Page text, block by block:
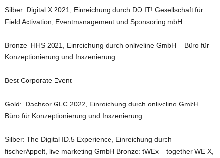
Silber: Digital X 2021, Einreichung durch DO IT! Gesellschaft für
Field Activation, Eventmanagement und Sponsoring mbH
Bronze: HHS 2021, Einreichung durch onliveline GmbH – Büro für
Konzeptionierung und Inszenierung
Best Corporate Event
Gold: Dachser GLC 2022, Einreichung durch onliveline GmbH –
Büro für Konzeptionierung und Inszenierung
Silber: The Digital ID.5 Experience, Einreichung durch
fischerAppelt, live marketing GmbH Bronze: tWEx – together WE X,